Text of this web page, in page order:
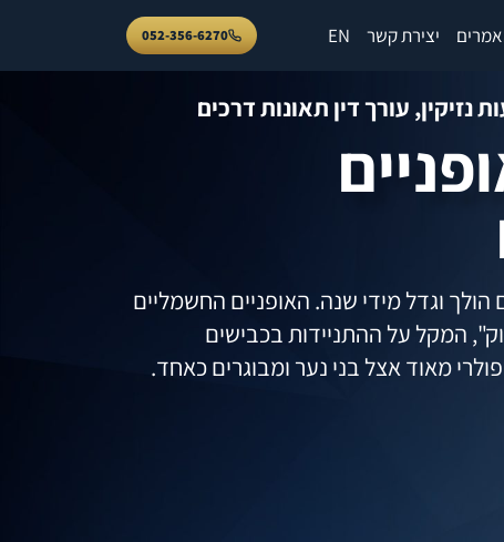
יצירת קשר EN
052-356-6270
נזיקין, עורך דין תאונות דרכים
וגדל מידי שנה. האופניים החשמליים
המקל על ההתניידות בכבישים
מאוד אצל בני נער ומבוגרים כאחד.